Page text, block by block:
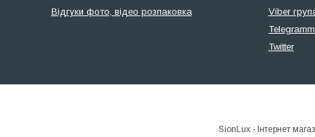
Відгуки фото, відео розпаковка
Viber
Twitter